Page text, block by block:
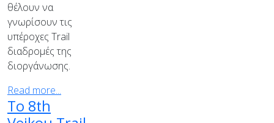
θέλουν να
γνωρίσουν τις
υπέροχες Trail
διαδρομές της
διοργάνωσης.
Read more...
Το 8th